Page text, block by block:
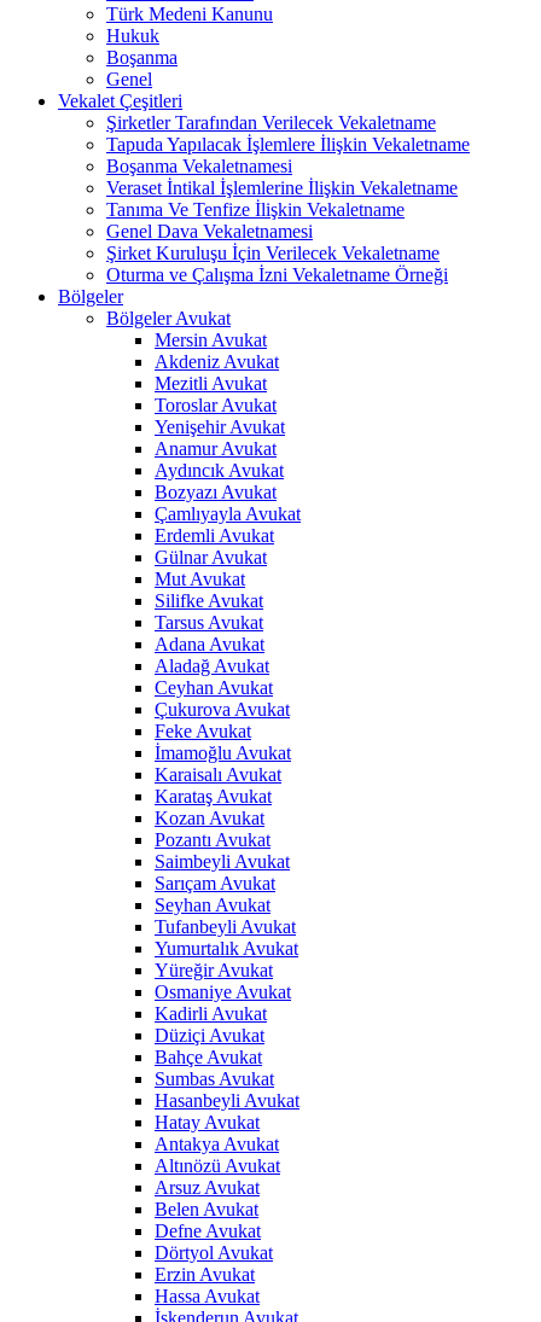
Türk Medeni Kanunu
Hukuk
Boşanma
Genel
Vekalet Çeşitleri
Şirketler Tarafından Verilecek Vekaletname
Tapuda Yapılacak İşlemlere İlişkin Vekaletname
Boşanma Vekaletnamesi
Veraset İntikal İşlemlerine İlişkin Vekaletname
Tanıma Ve Tenfize İlişkin Vekaletname
Genel Dava Vekaletnamesi
Şirket Kuruluşu İçin Verilecek Vekaletname
Oturma ve Çalışma İzni Vekaletname Örneği
Bölgeler
Bölgeler Avukat
Mersin Avukat
Akdeniz Avukat
Mezitli Avukat
Toroslar Avukat
Yenişehir Avukat
Anamur Avukat
Aydıncık Avukat
Bozyazı Avukat
Çamlıyayla Avukat
Erdemli Avukat
Gülnar Avukat
Mut Avukat
Silifke Avukat
Tarsus Avukat
Adana Avukat
Aladağ Avukat
Ceyhan Avukat
Çukurova Avukat
Feke Avukat
İmamoğlu Avukat
Karaisalı Avukat
Karataş Avukat
Kozan Avukat
Pozantı Avukat
Saimbeyli Avukat
Sarıçam Avukat
Seyhan Avukat
Tufanbeyli Avukat
Yumurtalık Avukat
Yüreğir Avukat
Osmaniye Avukat
Kadirli Avukat
Düziçi Avukat
Bahçe Avukat
Sumbas Avukat
Hasanbeyli Avukat
Hatay Avukat
Antakya Avukat
Altınözü Avukat
Arsuz Avukat
Belen Avukat
Defne Avukat
Dörtyol Avukat
Erzin Avukat
Hassa Avukat
İskenderun Avukat